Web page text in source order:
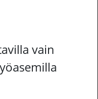
vain